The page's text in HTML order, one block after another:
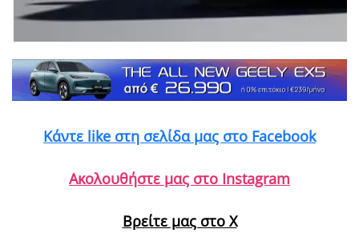
Κάντε like στη σελίδα μας στο Facebook
Ακολουθήστε μας στο Instagram
Βρείτε μας στο X